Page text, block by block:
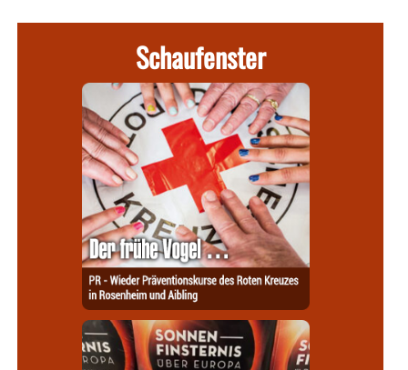
Schaufenster